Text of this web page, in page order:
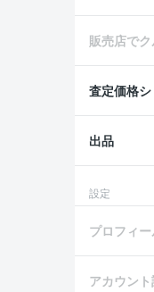
販売店で
査定価格
出品
設定
プロフィ
アカウン